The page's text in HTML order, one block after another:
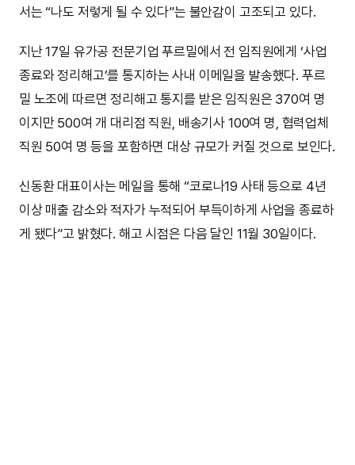
서는 “나도 저렇게 될 수 있다”는 불안감이 고조되고 있다.
지난 17일 유가공 전문기업 푸르밀에서 전 임직원에게 ‘사업
종료와 정리해고’를 통지하는 사내 이메일을 발송했다. 푸르
밀 노조에 따르면 정리해고 통지를 받은 임직원은 370여 명
이지만 500여 개 대리점 직원, 배송기사 100여 명, 협력업체
직원 50여 명 등을 포함하면 대상 규모가 커질 것으로 보인다.
신동환 대표이사는 메일을 통해 “코로나19 사태 등으로 4년
이상 매출 감소와 적자가 누적되어 부득이하게 사업을 종료하
게 됐다”고 밝혔다. 해고 시점은 다음 달인 11월 30일이다.